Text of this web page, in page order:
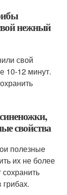
нежный
свой
10-12 минут.
свойства
полезные
их не более